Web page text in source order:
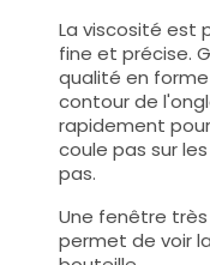
La viscosité est
fine et précise.
qualité en
contour de
rapidement
coule pas sur
pas.
Une fenêtre
permet de voir